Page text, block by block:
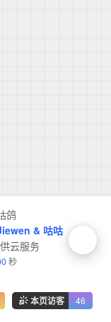
鸽
& 咕咕
云服务
秒
本页访客 46